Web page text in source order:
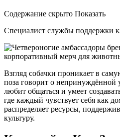
Содержание скрыто Показать
Специалист службы поддержки
Взгляд собачки проникает в
поза говорит о непринуждённой
любит общаться и умеет
где каждый чувствует себя как
распределяет ресурсы,
культуру.